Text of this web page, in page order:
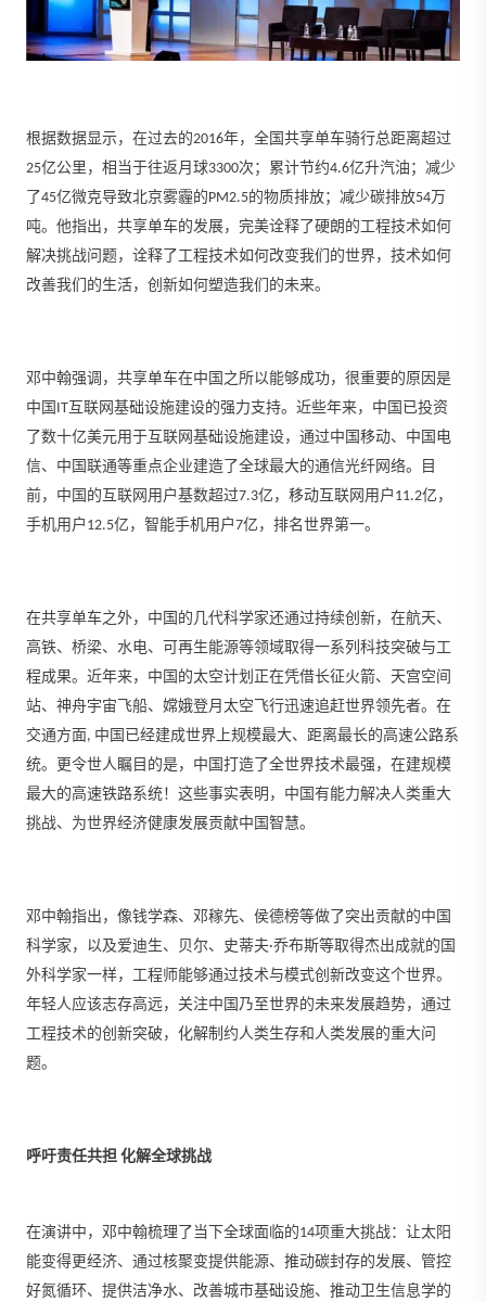
根据数据显示，在过去的2016年，全国共享单车骑行总距离超过
25亿公里，相当于往返月球3300次；累计节约4.6亿升汽油；减少
了45亿微克导致北京雾霾的PM2.5的物质排放；减少碳排放54万
吨。他指出，共享单车的发展，完美诠释了硬朗的工程技术如何
解决挑战问题，诠释了工程技术如何改变我们的世界，技术如何
改善我们的生活，创新如何塑造我们的未来。
邓中翰强调，共享单车在中国之所以能够成功，很重要的原因是
中国IT互联网基础设施建设的强力支持。近些年来，中国已投资
了数十亿美元用于互联网基础设施建设，通过中国移动、中国电
信、中国联通等重点企业建造了全球最大的通信光纤网络。目
前，中国的互联网用户基数超过7.3亿，移动互联网用户11.2亿，
手机用户12.5亿，智能手机用户7亿，排名世界第一。
在共享单车之外，中国的几代科学家还通过持续创新，在航天、
高铁、桥梁、水电、可再生能源等领域取得一系列科技突破与工
程成果。近年来，中国的太空计划正在凭借长征火箭、天宫空间
站、神舟宇宙飞船、嫦娥登月太空飞行迅速追赶世界领先者。在
交通方面, 中国已经建成世界上规模最大、距离最长的高速公路系
统。更令世人瞩目的是，中国打造了全世界技术最强，在建规模
最大的高速铁路系统！这些事实表明，中国有能力解决人类重大
挑战、为世界经济健康发展贡献中国智慧。
邓中翰指出，像钱学森、邓稼先、侯德榜等做了突出贡献的中国
科学家，以及爱迪生、贝尔、史蒂夫·乔布斯等取得杰出成就的国
外科学家一样，工程师能够通过技术与模式创新改变这个世界。
年轻人应该志存高远，关注中国乃至世界的未来发展趋势，通过
工程技术的创新突破，化解制约人类生存和人类发展的重大问
题。
呼吁责任共担 化解全球挑战呼
在演讲中，邓中翰梳理了当下全球面临的14项重大挑战：让太阳
能变得更经济、通过核聚变提供能源、推动碳封存的发展、管控
好氮循环、提供洁净水、改善城市基础设施、推动卫生信息学的